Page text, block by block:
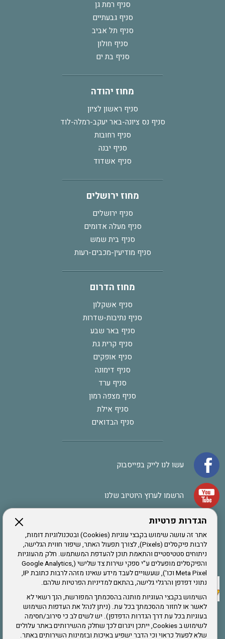
הגדרות פרטיות
אתר זה עושה שימוש בקבצי עוגיות (Cookies) ובטכנולוגיות דומות,
לרבות פיקסלים (Pixels), לצורך תפעול האתר, שיפור חווית הגלישה,
ניתוחים סטטיסטיים והתאמת תוכן להעדפת המשתמש. חלק מהעוגיות
והפיקסלים מופעלים ע"י ספקי שירות צד שלישי (Google Analytics,
Meta Pixel וכו'), שעשויים לעבד מידע שאינו מזהה לרבות כתובת IP,
נתוני דפדפן והרגלי גלישה, בהתאם למדיניות הפרטיות שלהם.
השימוש בקבצי העוגיות מותנה בהסכמתך המפורשת, הנך רשאי לא
לאשר או לחזור מהסכמתך בכל עת. (ניתן לנהל את העדפות השימוש
בעוגיות בכל עת דרך הגדרות הדפדפן). יש לשים לב כי סירוב/חסימה
לשימוש ב Cookies, ייתכן ויגרום לכך שחלק מהשירותים באתר עלולים
שלא לפעול כראוי וכי הדבר ישפיע באיכות ובזמינות השירותים באתר.
סניף רמת גן
סניף גבעתיים
סניף תל אביב
סניף חולון
סניף בת ים
מחוז יהודה
סניף ראשון לציון
סניף נס ציונה-באר יעקב-רמלה-לוד
סניף רחובות
סניף יבנה
סניף אשדוד
מחוז ירושלים
סניף ירושלים
סניף מעלה אדומים
סניף בית שמש
סניף מודיעין-מכבים-רעות
מחוז הדרום
סניף אשקלון
סניף נתיבות-שדרות
סניף באר שבע
סניף קרית גת
סניף אופקים
סניף דימונה
סניף ערד
סניף מצפה רמון
סניף אילת
סניף הבדואים
עשו לנו לייק בפייסבוק
הרשמו לערוץ היוטיוב שלנו
אתר צה"ל
תקנון האתר
שירותים